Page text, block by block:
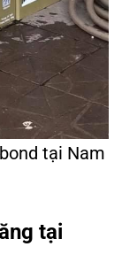
tại Nam
tại